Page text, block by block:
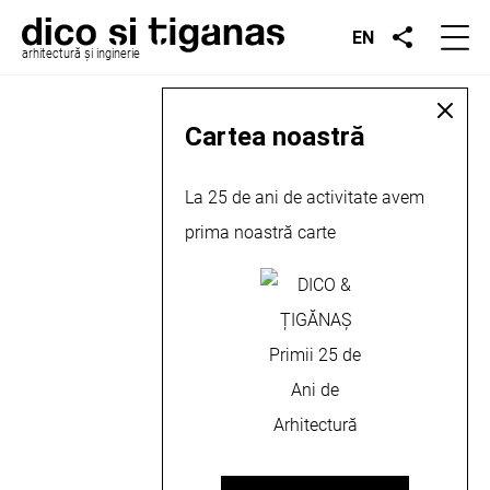
arhitectură și inginerie
EN
Cartea noastră
La 25 de ani de activitate avem
prima noastră carte